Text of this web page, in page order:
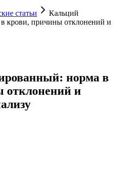
статьи
Кальций
крови, причины отклонений и
норма в
отклонений и